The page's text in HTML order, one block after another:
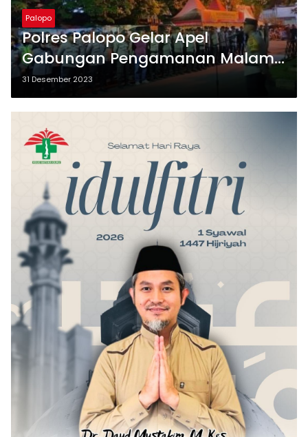
Palopo
Polres Palopo Gelar Apel
Gabungan Pengamanan Malam
Pergantian Tahun
31 Desember 2023